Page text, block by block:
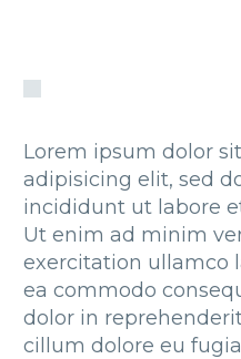
Lorem ipsum dolor
adipisicing elit, sed
incididunt ut labore
Ut enim ad minim
exercitation ullamco
ea commodo
dolor in
cillum dolore eu